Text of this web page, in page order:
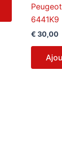
6441K9
€ 30,00